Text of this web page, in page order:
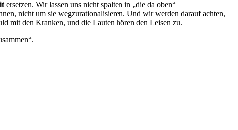
ersetzen. Wir lassen uns nicht spalten in „die da oben“
nicht um sie wegzurationalisieren. Und wir werden darauf achten,
mit den Kranken, und die Lauten hören den Leisen zu.